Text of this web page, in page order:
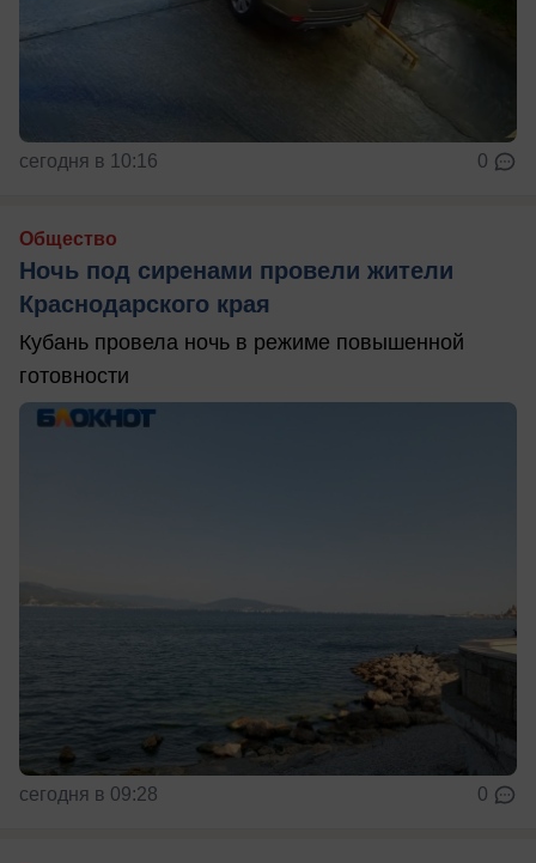
сегодня в 10:16 0
Общество
Ночь под сиренами провели жители
Краснодарского края
Кубань провела ночь в режиме повышенной
готовности
сегодня в 09:28 0